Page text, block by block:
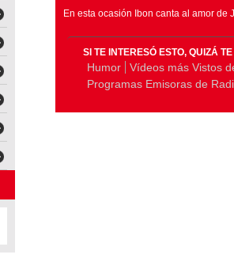
En esta ocasión Ibon canta al amor
SI TE INTERESÓ ESTO, QUIZÁ
Humor Vídeos más Vistos
Programas Emisoras de